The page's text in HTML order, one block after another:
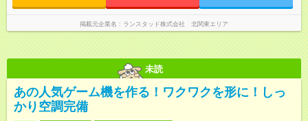
掲載元企業名 ランスタッド株式会社 北関東エリア
未読
あの人気ゲーム機を作る！ワクワクを形に！しっ
かり空調完備